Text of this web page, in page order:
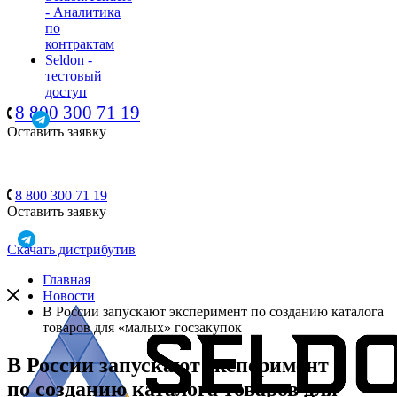
- Аналитика
по
контрактам
Seldon -
тестовый
доступ
8 800 300 71 19
Оставить заявку
8 800 300 71 19
Оставить заявку
Скачать дистрибутив
Главная
Новости
В России запускают эксперимент по созданию каталога
товаров для «малых» госзакупок
В России запускают эксперимент
по созданию каталога товаров для